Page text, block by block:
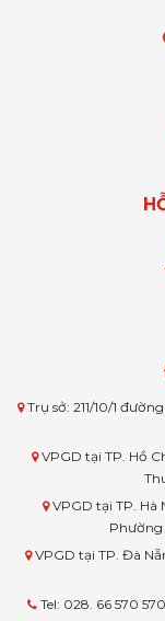
Trụ sở: 211/10/1
VPGD tại TP. Hồ
VPGD tại TP. Hà
Phường
VPGD tại TP. Đà
Tel: 028. 66 570